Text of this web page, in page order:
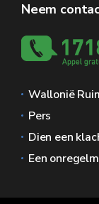
Neem
Wallonië
Pers
Dien een
Een